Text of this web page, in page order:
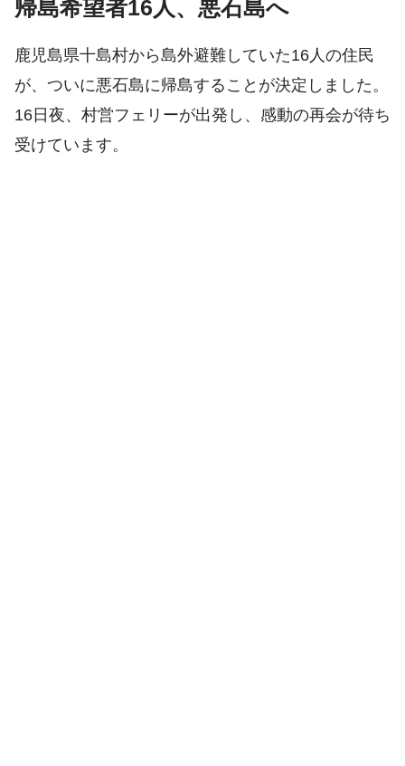
帰島希望者16人、悪石島へ
鹿児島県十島村から島外避難していた16人の住民
が、ついに悪石島に帰島することが決定しました。
16日夜、村営フェリーが出発し、感動の再会が待ち
受けています。